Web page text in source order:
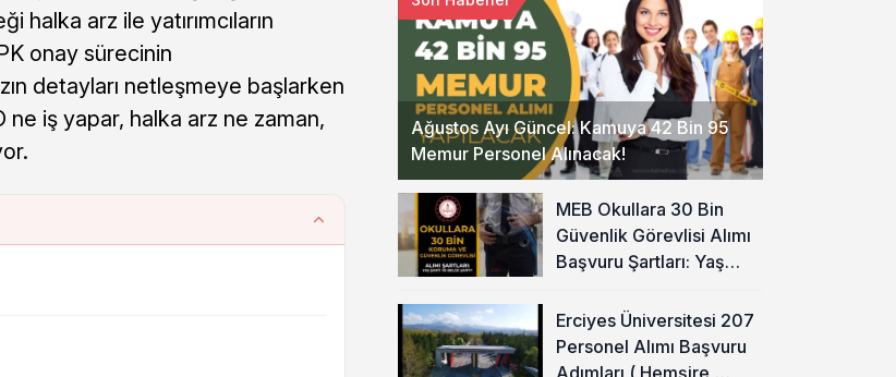
halka arz ile yatırımcıların
onay sürecinin
detayları netleşmeye başlarken
ne iş yapar, halka arz ne zaman,
Ağustos Ayı Güncel: Kamuya 42 Bin 95
Memur Personel Alınacak!
MEB Okullara 30 Bin
Güvenlik Görevlisi Alımı
Başvuru Şartları: Yaş
Olacak Mı?
Erciyes Üniversitesi 207
Personel Alımı Başvuru
Adımları ( Hemşire,